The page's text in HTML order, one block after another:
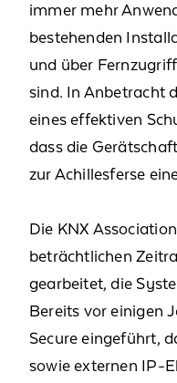
immer mehr
bestehenden
und über
sind. In Anbetracht
eines effektiven
dass die
zur Achillesferse
Die KNX
beträchtlichen
gearbeitet, die
Bereits vor einigen
Secure eingeführt,
sowie externen IP-